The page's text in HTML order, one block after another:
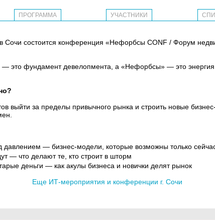
ПРОГРАММА УЧАСТНИКИ
Сочи состоится конференция «Нефорбсы CONF / Форум
это фундамент девелопмента, а «Нефорбсы» — это энергия
выйти за пределы привычного рынка и строить новые
давлением — бизнес-модели, которые возможны только
— что делают те, кто строит в шторм
деньги — как акулы бизнеса и новички делят рынок
Еще ИТ-мероприятия и конференции г. Сочи